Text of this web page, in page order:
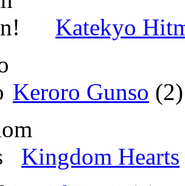
Katekyo
Keroro Gunso (2)
Kingdom Hearts